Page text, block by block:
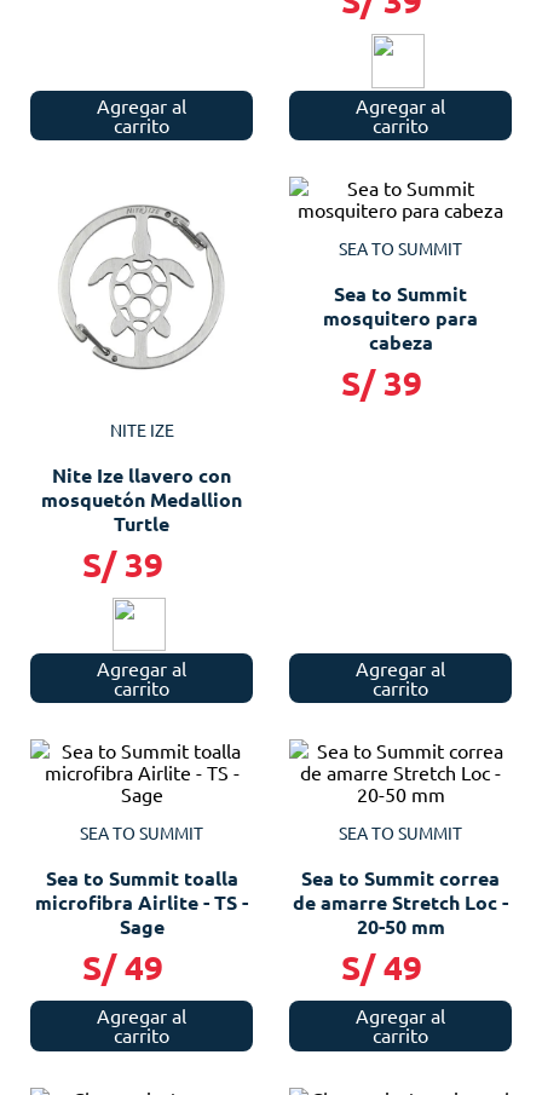
Agregar al
carrito
Agregar al
carrito
NITE IZE
Nite Ize llavero con
mosquetón Medallion
Turtle
S/ 39
Agregar al
carrito
SEA TO SUMMIT
Sea to Summit
mosquitero para
cabeza
S/ 39
Agregar al
carrito
SEA TO SUMMIT
Sea to Summit toalla
microfibra Airlite - TS -
Sage
S/ 49
Agregar al
carrito
SEA TO SUMMIT
Sea to Summit correa
de amarre Stretch Loc -
20-50 mm
S/ 49
Agregar al
carrito